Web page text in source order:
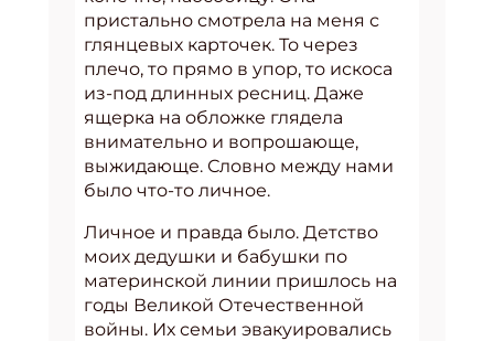
пристально смотрела на меня с
глянцевых карточек. То через
плечо, то прямо в упор, то искоса
из-под длинных ресниц. Даже
ящерка на обложке глядела
внимательно и вопрошающе,
выжидающе. Словно между нами
было что-то личное.
Личное и правда было. Детство
моих дедушки и бабушки по
материнской линии пришлось на
годы Великой Отечественной
войны. Их семьи эвакуировались